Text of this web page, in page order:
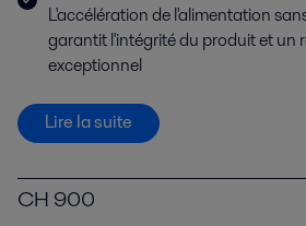
L'accélération de l'alimentation
garantit l'intégrité du produit et un
exceptionnel
Lire la suite
CH 900